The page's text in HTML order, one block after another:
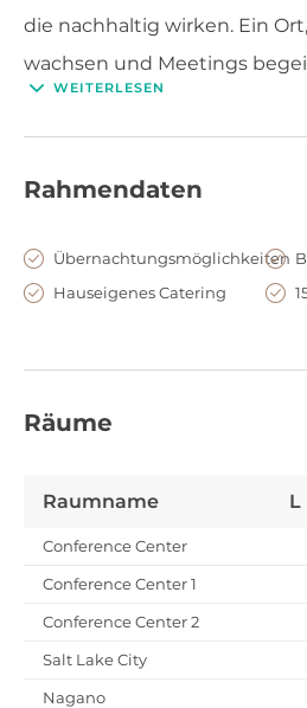
die nachhaltig wirken. Ein
wachsen und Meetings
WEITERLESEN
Rahmendaten
Übernachtungsmöglichkeiten
Hauseigenes Catering
Räume
Raumname L
Conference Center
Conference Center 1
Conference Center 2
Salt Lake City
Nagano